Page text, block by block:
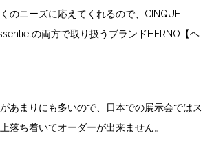
のニーズに応えてくれるので、CINQUE
の両方で取り扱うブランドHERNO【ヘ
あまりにも多いので、日本での展示会ではス
落ち着いてオーダーが出来ません。